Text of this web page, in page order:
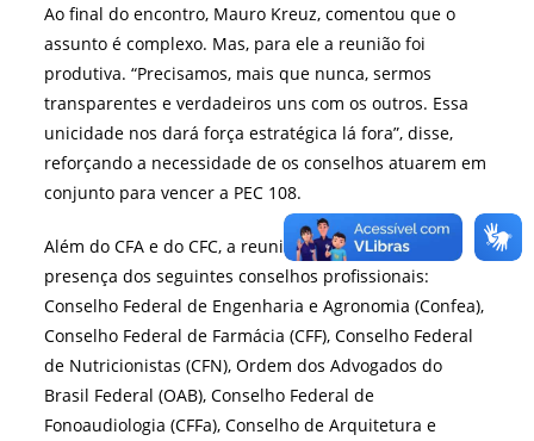
Ao final do encontro, Mauro Kreuz, comentou que o
assunto é complexo. Mas, para ele a reunião foi
produtiva. “Precisamos, mais que nunca, sermos
transparentes e verdadeiros uns com os outros. Essa
unicidade nos dará força estratégica lá fora”, disse,
reforçando a necessidade de os conselhos atuarem em
conjunto para vencer a PEC 108.
Além do CFA e do CFC, a reunião contou com a
presença dos seguintes conselhos profissionais:
Conselho Federal de Engenharia e Agronomia (Confea),
Conselho Federal de Farmácia (CFF), Conselho Federal
de Nutricionistas (CFN), Ordem dos Advogados do
Brasil Federal (OAB), Conselho Federal de
Fonoaudiologia (CFFa), Conselho de Arquitetura e